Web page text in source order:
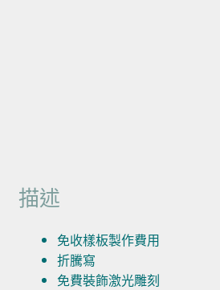
描述
免收樣板製作費用
折騰寫
免費裝飾激光雕刻